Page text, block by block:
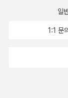
사, 간병인 등을 포
을 적용받는 근로
이러한 직종이 우리
rcing)’다. 지대추
곡하는 행태이다. ‘
는 자영업자들을
도 아파본 적 없으
운 해프닝
있었다. 일상생활
일
1:1 문의